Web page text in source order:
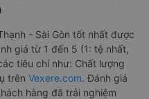
- Sài Gòn tốt nhất được
giá từ 1 đến 5 (1: tệ nhất,
tiêu chí như: Chất lượng
trên Vexere.com. Đánh giá
hàng đã trải nghiệm